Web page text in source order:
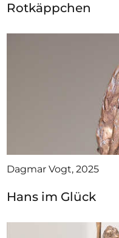
Rotkäppchen
Dagmar Vogt, 2025
Hans im Glück